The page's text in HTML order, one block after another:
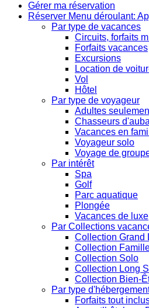
Gérer ma réservation
Réserver Menu déroulant:
Par type de vacances
Circuits, forfaits
Forfaits vacances
Excursions
Location de
Vol
Hôtel
Par type de voyageur
Adultes
Chasseurs
Vacances en
Voyageur solo
Voyage de
Par intérêt
Spa
Golf
Parc aquatique
Plongée
Vacances de luxe
Par Collections
Collection Grand
Collection
Collection Solo
Collection Long
Collection Bien-
Par type
Forfaits tout